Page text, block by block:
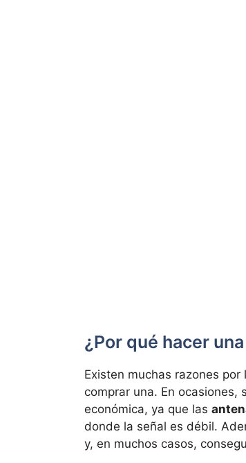
¿Por qué hacer
Existen muchas razones
comprar una. En ocasiones,
económica, ya que las
donde la señal es débil.
y, en muchos casos,